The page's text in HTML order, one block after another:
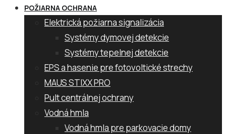
POŽIARNA OCHRANA
Elektrická požiarna signalizácia
Systémy dymovej detekcie
Systémy tepelnej detekcie
EPS a hasenie pre fotovoltické strechy
MAUS STIXX PRO
Pult centrálnej ochrany
Vodná hmla
Vodná hmla pre parkovacie domy